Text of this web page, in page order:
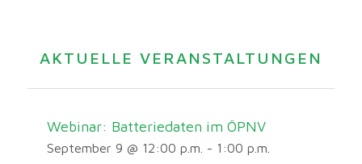
AKTUELLE VERANSTALTUNGEN
Webinar: Batteriedaten im ÖPNV
September 9 @ 12:00 p.m. - 1:00 p.m.